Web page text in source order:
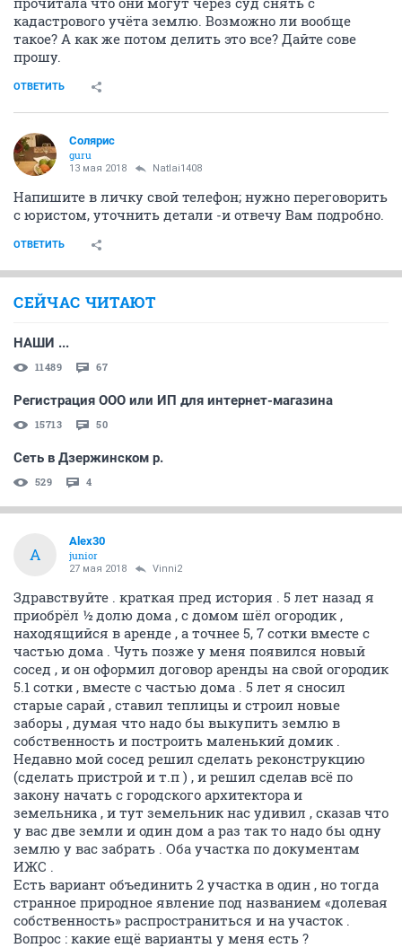
кадастрового учёта землю. Возможно ли вообще
такое? А как же потом делить это все? Дайте сове
прошу.
ОТВЕТИТЬ
Солярис
guru
13 мая 2018 Natlai1408
Напишите в личку свой телефон; нужно переговорить
с юристом, уточнить детали -и отвечу Вам подробно.
ОТВЕТИТЬ
СЕЙЧАС ЧИТАЮТ
НАШИ ...
11489 67
Регистрация ООО или ИП для интернет-магазина
15713 50
Сеть в Дзержинском р.
529 4
A
Alex30
junior
27 мая 2018 Vinni2
Здравствуйте . краткая пред история . 5 лет назад я
приобрёл ½ долю дома , с домом шёл огородик ,
находящийся в аренде , а точнее 5, 7 сотки вместе с
частью дома . Чуть позже у меня появился новый
сосед , и он оформил договор аренды на свой огородик
5.1 сотки , вместе с частью дома . 5 лет я сносил
старые сарай , ставил теплицы и строил новые
заборы , думая что надо бы выкупить землю в
собственность и построить маленький домик .
Недавно мой сосед решил сделать реконструкцию
(сделать пристрой и т.п ) , и решил сделав всё по
закону начать с городского архитектора и
земельника , и тут земельник нас удивил , сказав что
у вас две земли и один дом а раз так то надо бы одну
землю у вас забрать . Оба участка по документам
ИЖС .
Есть вариант объединить 2 участка в один , но тогда
странное природное явление под названием «долевая
собственность» распространиться и на участок .
Вопрос : какие ещё варианты у меня есть ?